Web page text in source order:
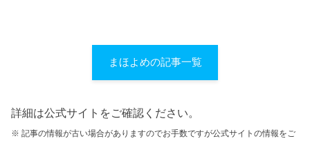
まほよめの記事一覧
詳細は公式サイトをご確認ください。
※ 記事の情報が古い場合がありますのでお手数ですが公式サイトの情報をご